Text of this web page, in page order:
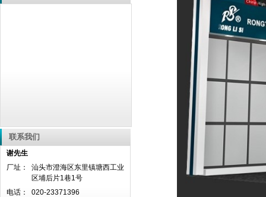
联系我们
谢先生
厂址：
汕头市澄海区东里镇塘西工业
区埔后片1巷1号
电话：
020-23371396